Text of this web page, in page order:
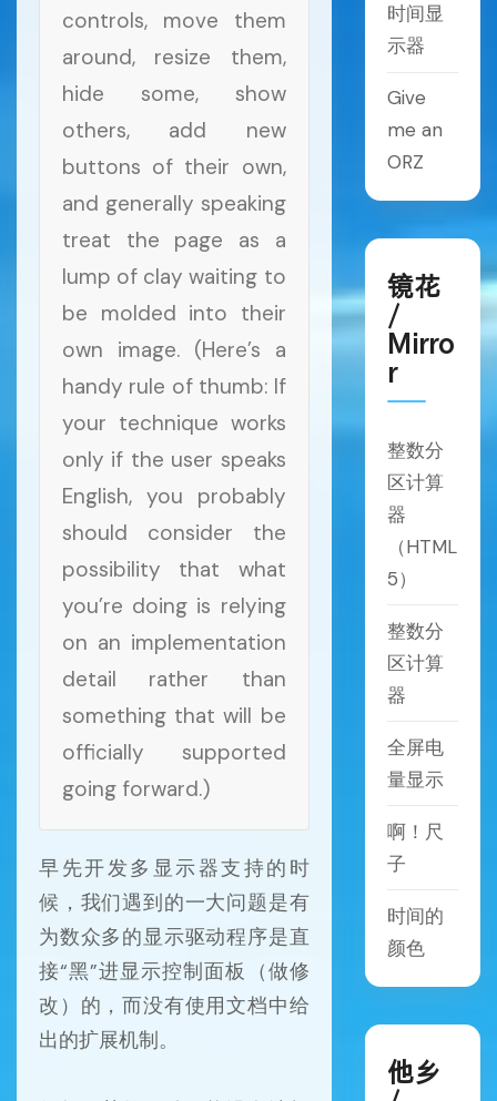
controls, move them
around, resize them,
hide some, show
others, add new
buttons of their own,
and generally speaking
treat the page as a
lump of clay waiting to
be molded into their
own image. (Here’s a
handy rule of thumb: If
your technique works
only if the user speaks
English, you probably
should consider the
possibility that what
you’re doing is relying
on an implementation
detail rather than
something that will be
officially supported
going forward.)
早先开发多显示器支持的时
候，我们遇到的一大问题是有
为数众多的显示驱动程序是直
接“黑”进显示控制面板（做修
改）的，而没有使用文档中给
出的扩展机制。
时间显
示器
Give
me an
ORZ
镜花
/
Mirro
r
整数分
区计算
器
（HTML
5）
整数分
区计算
器
全屏电
量显示
啊！尺
子
时间的
颜色
他乡